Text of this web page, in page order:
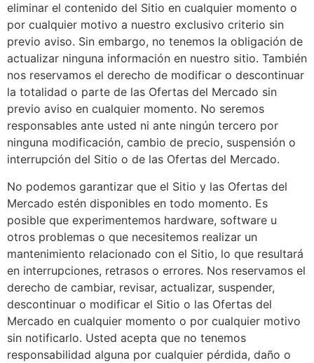
eliminar el contenido del Sitio en cualquier momento o
por cualquier motivo a nuestro exclusivo criterio sin
previo aviso. Sin embargo, no tenemos la obligación de
actualizar ninguna información en nuestro sitio. También
nos reservamos el derecho de modificar o descontinuar
la totalidad o parte de las Ofertas del Mercado sin
previo aviso en cualquier momento. No seremos
responsables ante usted ni ante ningún tercero por
ninguna modificación, cambio de precio, suspensión o
interrupción del Sitio o de las Ofertas del Mercado.
No podemos garantizar que el Sitio y las Ofertas del
Mercado estén disponibles en todo momento. Es
posible que experimentemos hardware, software u
otros problemas o que necesitemos realizar un
mantenimiento relacionado con el Sitio, lo que resultará
en interrupciones, retrasos o errores. Nos reservamos el
derecho de cambiar, revisar, actualizar, suspender,
descontinuar o modificar el Sitio o las Ofertas del
Mercado en cualquier momento o por cualquier motivo
sin notificarlo. Usted acepta que no tenemos
responsabilidad alguna por cualquier pérdida, daño o